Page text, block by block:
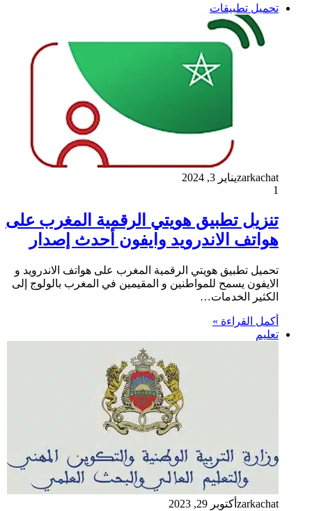
تحميل تطبيقات
zarkachatيناير 3, 2024
1
تنزيل تطبيق هويتي الرقمية المغرب على
هواتف الاندرويد وايفون أحدث إصدار
تحميل تطبيق هويتي الرقمية المغرب على هواتف الاندرويد و
الايفون يسمح للمواطنين و المقيمين في المغرب بالولوج إلى
الكثير الخدمات…
أكمل القراءة »
تعليم
zarkachat أكتوبر 29, 2023